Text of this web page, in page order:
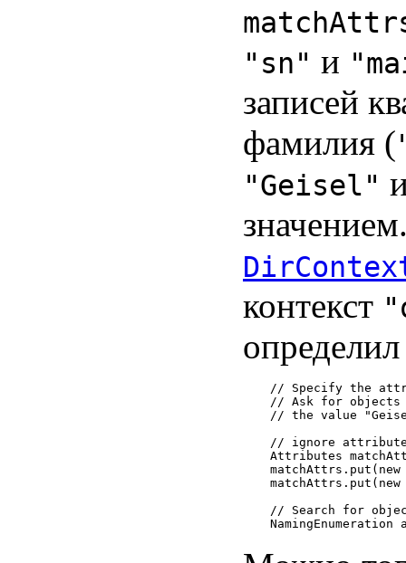
"sn" и
записей
фамилия (
"Geisel"
контекст
// Specify the
// Ask for objects
// the value
// ignore attribute
Attributes
// Search for